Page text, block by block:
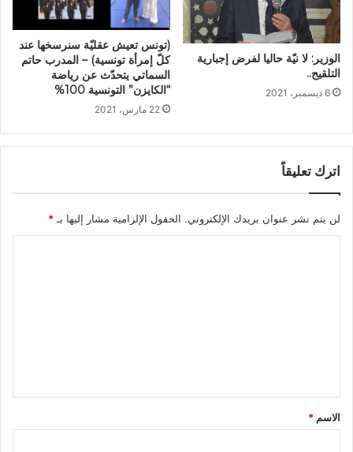
الوزير: لا نيّة حاليا لفرض إجبارية
التلقيح..
6 ديسمبر، 2021
(تونس تعيش عقليّة سنرسخها عند
كلّ إمرأة تونسية) – المدرب حاتم
السماتي يتحدّث عن رياضة
“الكايزن” التونسية 100%
22 مارس، 2021
اترك تعليقاً
لن يتم نشر عنوان بريدك الإلكتروني. الحقول الإلزامية مشار إليها بـ *
*
الاسم *